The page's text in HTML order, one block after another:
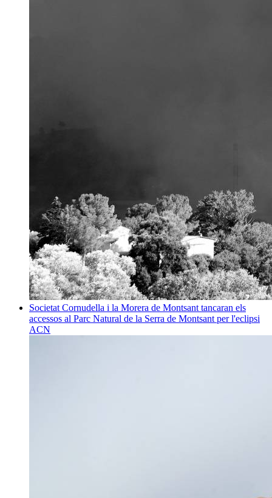
Societat Cornudella i la Morera de Montsant tancaran els
accessos al Parc Natural de la Serra de Montsant per l'eclipsi
ACN